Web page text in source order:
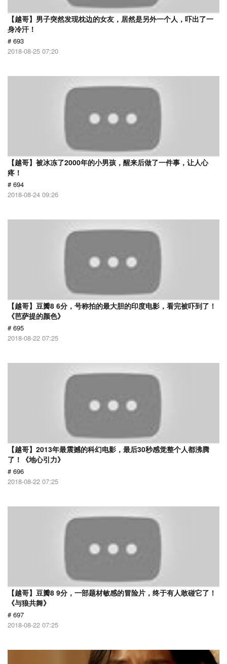
【越哥】男子突然发现枕边的女友，居然是另外一个人，吓出了一
身冷汗！
# 693
2018-08-25 07:20
【越哥】被冰冻了2000年的小男孩，醒来后做了一件事，让人心
疼！
# 694
2018-08-24 09:26
【越哥】豆瓣8 6分，号称拍的最大胆的印度电影，看完被吓到了！
《芭萨提的颜色》
# 695
2018-08-22 07:25
【越哥】2013年最震撼的科幻电影，最后30秒感觉整个人都沸腾
了！《地心引力》
# 696
2018-08-22 07:25
【越哥】豆瓣8 9分，一部题材敏感的冒险片，终于有人敢碰它了！
《与狼共舞》
# 697
2018-08-22 07:25